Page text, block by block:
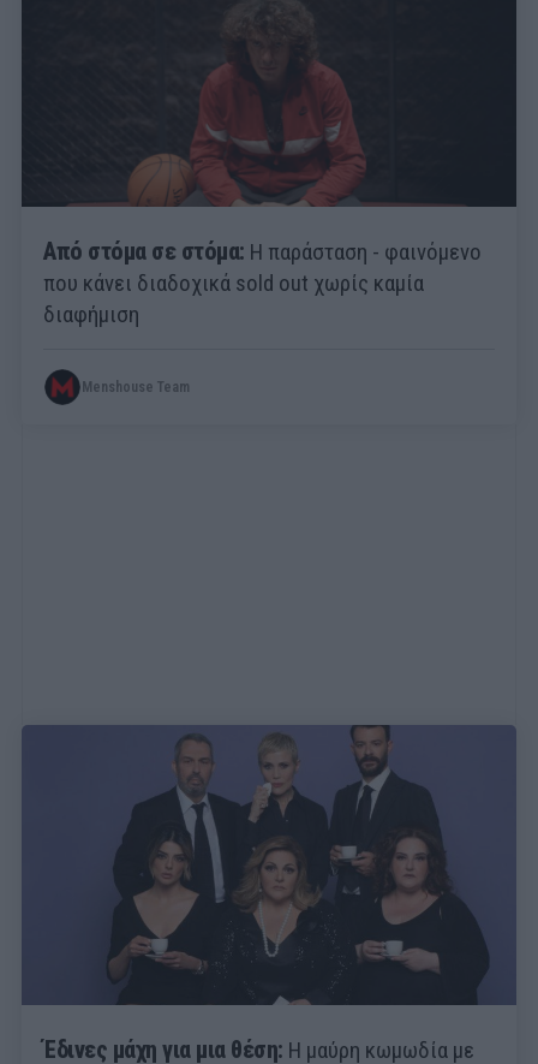
Από στόμα σε στόμα: Η παράσταση - φαινόμενο
που κάνει διαδοχικά sold out χωρίς καμία
διαφήμιση
Menshouse Team
Έδινες μάχη για μια θέση: Η μαύρη κωμωδία με